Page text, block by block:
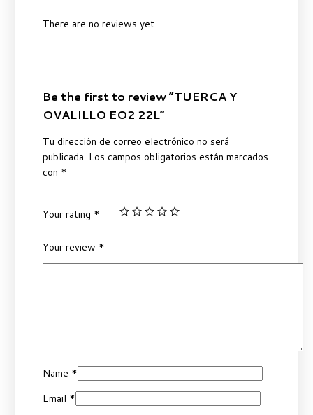
There are no reviews yet.
Be the first to review “TUERCA Y
OVALILLO EO2 22L”
Tu dirección de correo electrónico no será
publicada. Los campos obligatorios están marcados
con *
Your rating *
Your review *
Name *
Email *